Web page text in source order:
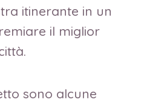
itinerante in un
il miglior
sono alcune